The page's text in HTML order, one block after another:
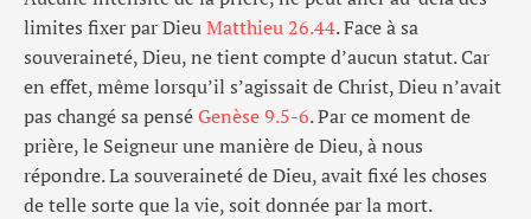
limites fixer par DieuMatthieu 26.44. Face à sa
souveraineté, Dieu, ne tient compte d’aucun statut. Car
en effet, même lorsqu’il s’agissait de Christ, Dieu n’avait
pas changé sa penséGenèse 9.5-6. Par ce moment de
prière, le Seigneur une manière de Dieu, à nous
répondre. La souveraineté de Dieu, avait fixé les choses
de telle sorte que la vie, soit donnée par la mort.